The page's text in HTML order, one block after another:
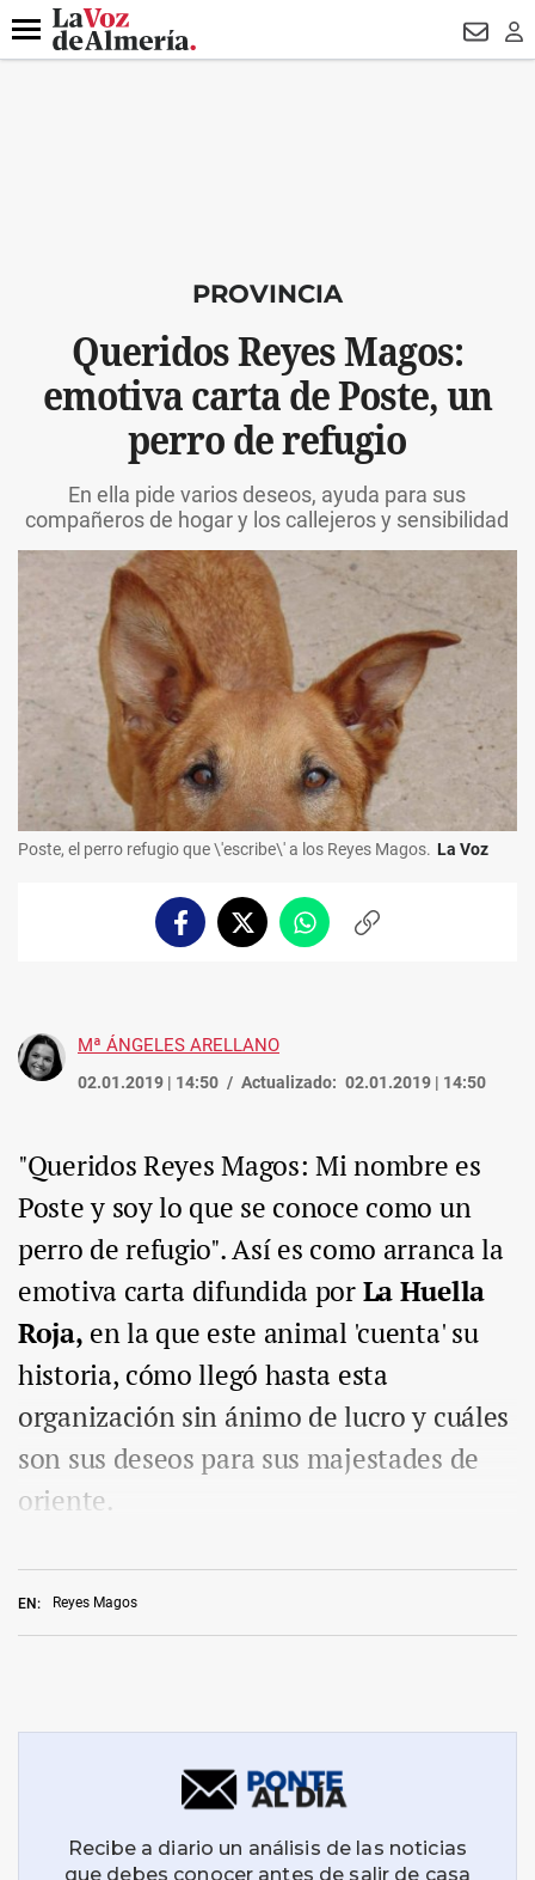
DESTACADO MANUEL
Menú
PROVINCIA
Queridos Reyes Magos:
emotiva carta de Poste, un
perro de refugio
En ella pide varios deseos, ayuda para sus
compañeros de hogar y los callejeros y sensibilidad
Poste, el perro refugio que \'escribe\' a los Reyes Magos. La Voz
FacebookTwitterWhatsappCopiar
Mª ÁNGELES ARELLANO
02.01.2019 | 14:50 Actualizado: 02.01.2019 | 14:50
EN: Reyes Magos
"Queridos Reyes Magos: Mi nombre es
Poste y soy lo que se conoce como un
perro de refugio". Así es como arranca la
emotiva carta difundida porLa Huella
Roja, en la que este animal 'cuenta' su
historia, cómo llegó hasta esta
organización sin ánimo de lucro y cuáles
son sus deseos para sus majestades de
oriente.